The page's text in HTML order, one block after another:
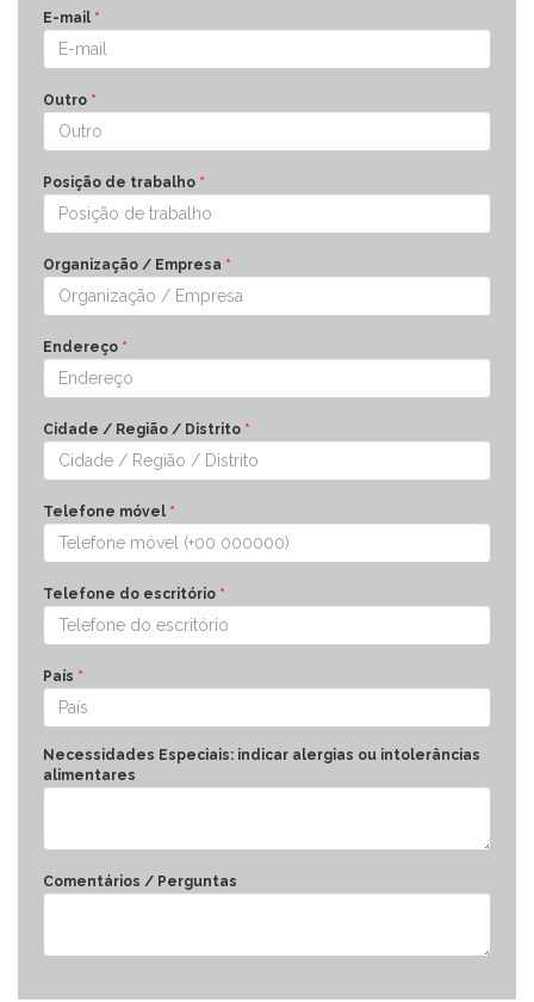
E-mail *
Outro *
Posição de trabalho *
Organização / Empresa *
Endereço *
Cidade / Região / Distrito *
Telefone móvel *
Telefone do escritório *
País *
Necessidades Especiais: indicar alergias ou intolerâncias
alimentares
Comentários / Perguntas